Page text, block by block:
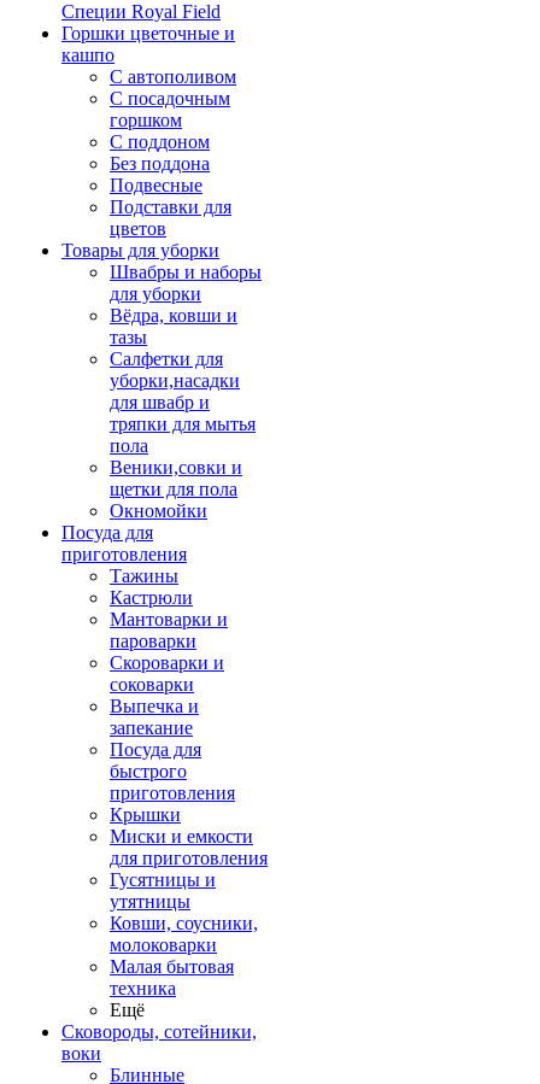
Специи Royal Field
Горшки цветочные и
кашпо
С автополивом
С посадочным
горшком
С поддоном
Без поддона
Подвесные
Подставки для
цветов
Товары для уборки
Швабры и наборы
для уборки
Вёдра, ковши и
тазы
Салфетки для
уборки,насадки
для швабр и
тряпки для мытья
пола
Веники,совки и
щетки для пола
Окномойки
Посуда для
приготовления
Тажины
Кастрюли
Мантоварки и
пароварки
Скороварки и
соковарки
Выпечка и
запекание
Посуда для
быстрого
приготовления
Крышки
Миски и емкости
для приготовления
Гусятницы и
утятницы
Ковши, соусники,
молоковарки
Малая бытовая
техника
Ещё
Сковороды, сотейники,
воки
Блинные